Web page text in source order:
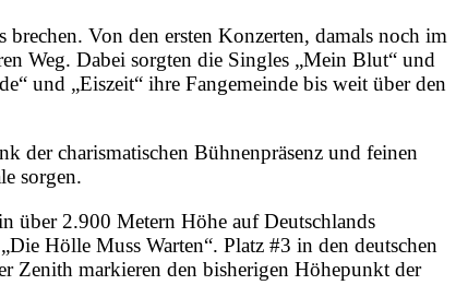
Von den ersten Konzerten, damals noch im
Weg. Dabei sorgten die Singles „Mein Blut“ und
und „Eiszeit“ ihre Fangemeinde bis weit über den
der charismatischen Bühnenpräsenz und feinen
sorgen.
über 2.900 Metern Höhe auf Deutschlands
Hölle Muss Warten“. Platz #3 in den deutschen
Zenith markieren den bisherigen Höhepunkt der